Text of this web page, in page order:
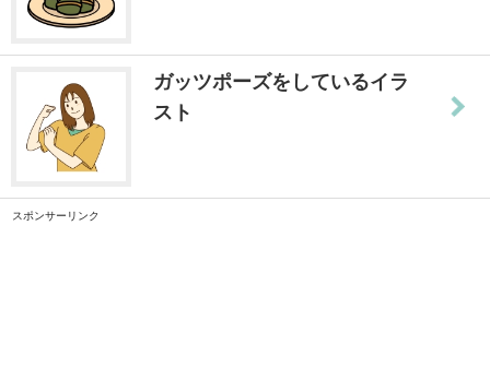
ガッツポーズをしているイラ
スト
スポンサーリンク